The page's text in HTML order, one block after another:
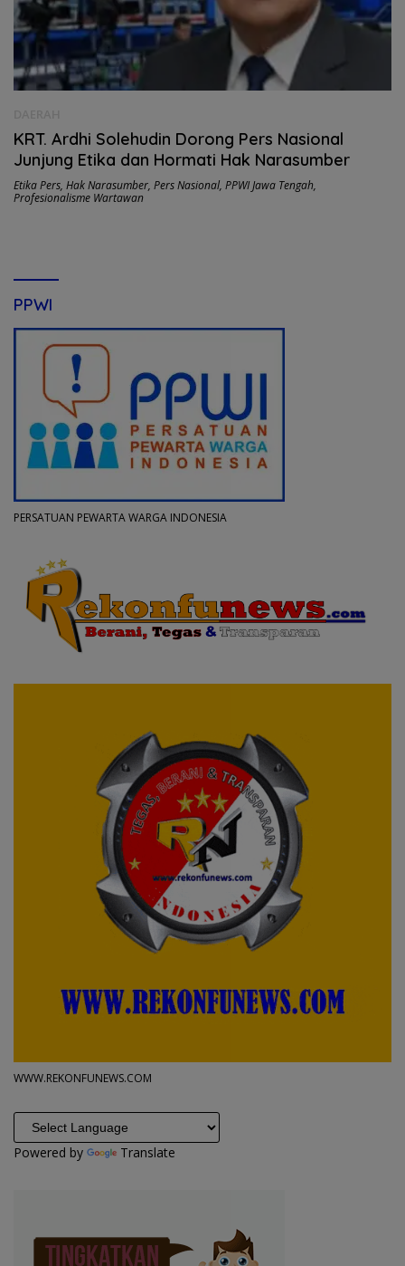
KRT. Ardhi Solehudin Dorong Pers Nasional
Junjung Etika dan Hormati Hak Narasumber
Etika Pers, Hak Narasumber, Pers Nasional, PPWI Jawa Tengah,
Profesionalisme Wartawan
PPWI
PERSATUAN PEWARTA WARGA INDONESIA
WWW.REKONFUNEWS.COM
Powered by Translate